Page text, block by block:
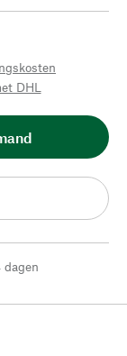
DHL